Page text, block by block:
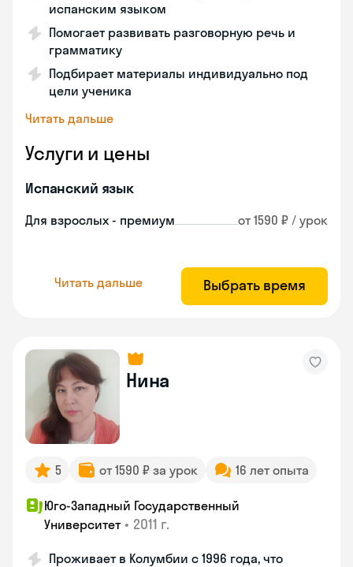
испанским языком
Помогает развивать разговорную речь и
грамматику
Подбирает материалы индивидуально под
цели ученика
Читать дальше
Услуги и цены
Испанский язык
Для взрослых - премиум от 1590 ₽ / урок
Читать дальше Выбрать время
Нина
5 от 1590 ₽ за урок 16 лет опыта
Юго-Западный Государственный
Университет • 2011 г.
Проживает в Колумбии с 1996 года, что